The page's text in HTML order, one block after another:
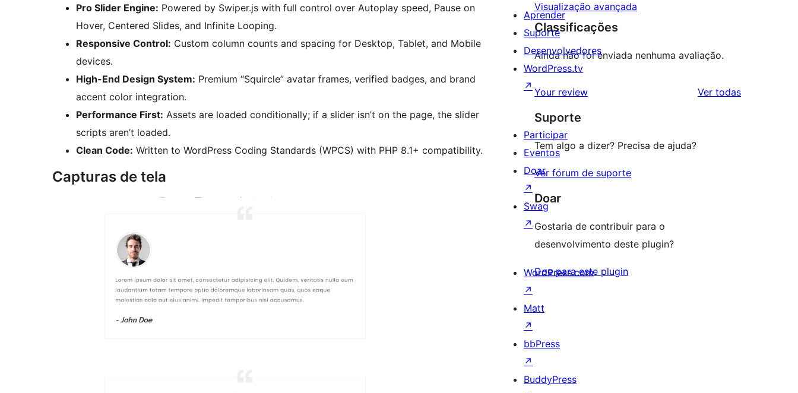
Pro Slider Engine: Powered by Swiper.js with full control over Autoplay speed, Pause on
Hover, Centered Slides, and Infinite Looping.
Responsive Control: Custom column counts and spacing for Desktop, Tablet, and Mobile
devices.
High-End Design System: Premium “Squircle” avatar frames, verified badges, and brand
accent color integration.
Performance First: Assets are loaded conditionally; if a slider isn’t on the page, the slider
scripts aren’t loaded.
Clean Code: Written to WordPress Coding Standards (WPCS) with PHP 8.1+ compatibility.
Capturas de tela
Visualização avançada
Classificações
Ainda não foi enviada nenhuma avaliação.
Your review Ver todasavaliações
Suporte
Tem algo a dizer? Precisa de ajuda?
Ver fórum de suporte
Doar
Gostaria de contribuir para o
desenvolvimento deste plugin?
Doe para este plugin
Aprender
Suporte
Desenvolvedores
WordPress.tv
↗
Participar
Eventos
Doar
↗
Swag
↗
WordPress.com
↗
Matt
↗
bbPress
↗
BuddyPress